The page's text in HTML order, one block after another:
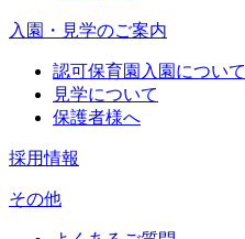
入園・見学のご案内
認可保育園入園について
見学について
保護者様へ
採用情報
その他